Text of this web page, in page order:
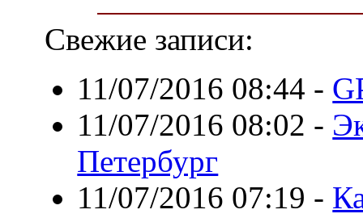
Свежие записи:
11/07/2016 08:44 -
11/07/2016 08:02 -
Петербург
11/07/2016 07:19 -